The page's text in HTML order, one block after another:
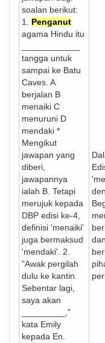
soalan berikut:
1. Penganut
agama Hindu itu
tangga untuk
sampai ke Batu
Caves. A
berjalan B
menaiki C
menuruni D
mendaki *
Mengikut
jawapan yang
diberi,
jawapannya
ialah B. Tetapi
merujuk kepada
DBP edisi ke-4,
definisi 'menaiki'
juga bermaksud
'mendaki'. 2.
"Awak pergilah
dulu ke kantin.
Sebentar lagi,
saya akan
_________,"
kata Emily
kepada En.